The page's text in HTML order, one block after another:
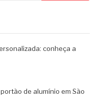
conheça a
de alumínio em São